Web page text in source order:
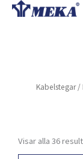
Hoppa
Kabelstegar/
Visar alla 36